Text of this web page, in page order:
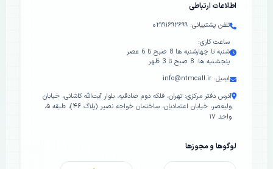
اطلاعات ارتباطی
تلفن پشتیبانی: ۰۲۱۹۱۶۹۲۶۹۹
ساعت کاری:
شنبه تا چهارشنبه ها 8 صبح تا 6 عصر
پنجشنبه ها: 8 صبح تا 3 ظهر
ایمیل: info@ntmcall.ir
آدرس دفتر مرکزی: تهران، فلکه دوم صادقیه، بلوار آیت‌الله کاشانی، خیابان
ولیعصر، خیابان اعتمادیان، ساختمان خواجه نصیر (پلاک ۴۶)، طبقه ۵،
واحد ۱۷
لوگوها و مجوزها